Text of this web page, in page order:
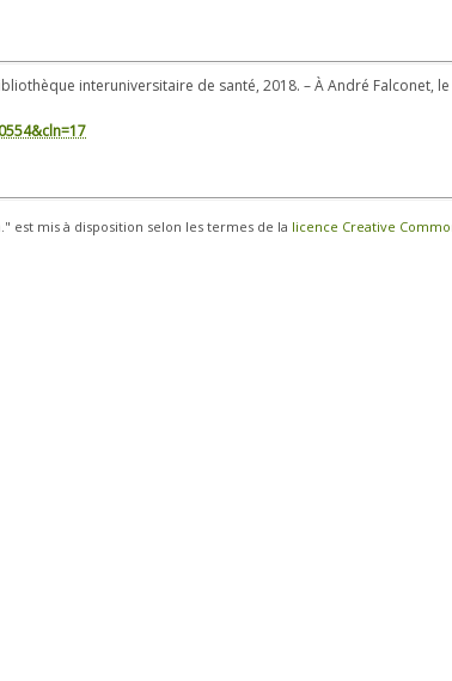
interuniversitaire de santé, 2018. – À André Falconet,
est mis à disposition selon les termes de la licence Creative